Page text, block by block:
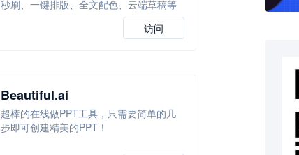
秒刷、一键排版、全文配色、云端草稿等
访问
Beautiful.ai
超棒的在线做PPT工具，只需要简单的几
步即可创建精美的PPT！